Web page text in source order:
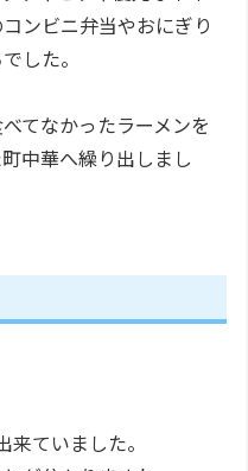
ンビニ弁当やおにぎり
した。
てなかったラーメンを
中華へ繰り出しまし
ていました。